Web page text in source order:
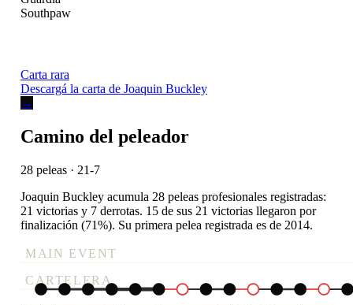
Southpaw
Carta rara
Descargá la carta de Joaquin Buckley
→
Camino del peleador
28 peleas · 21-7
Joaquin Buckley acumula 28 peleas profesionales registradas:
21 victorias y 7 derrotas. 15 de sus 21 victorias llegaron por
finalización (71%). Su primera pelea registrada es de 2014.
MAIN EVENT
CARTELERA